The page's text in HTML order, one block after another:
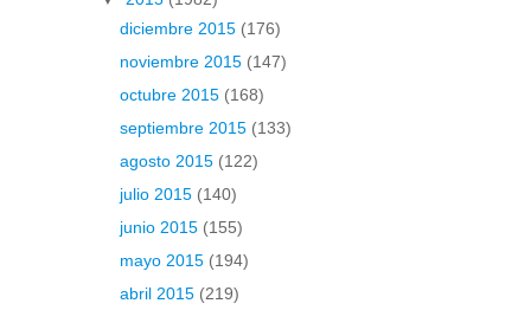
diciembre 2015 (176)
noviembre 2015 (147)
octubre 2015 (168)
septiembre 2015 (133)
agosto 2015 (122)
julio 2015 (140)
junio 2015 (155)
mayo 2015 (194)
abril 2015 (219)